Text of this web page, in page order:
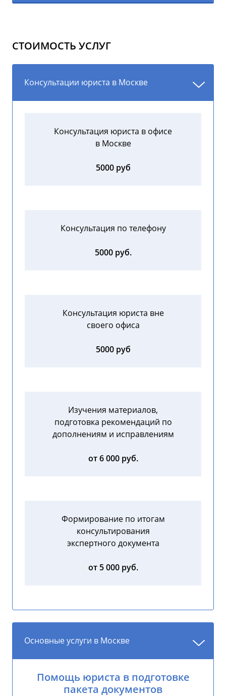
СТОИМОСТЬ УСЛУГ
Консультации юриста в Москве
Консультация юриста в офисе
в Москве
5000 руб
Консультация по телефону
5000 руб.
Консультация юриста вне
своего офиса
5000 руб
Изучения материалов,
подготовка рекомендаций по
дополнениям и исправлениям
от 6 000 руб.
Формирование по итогам
консультирования
экспертного документа
от 5 000 руб.
Основные услуги в Москве
Помощь юриста в подготовке
пакета документов